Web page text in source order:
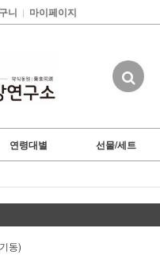
니 | 마이페이지
연령대별 선물/세트
동)